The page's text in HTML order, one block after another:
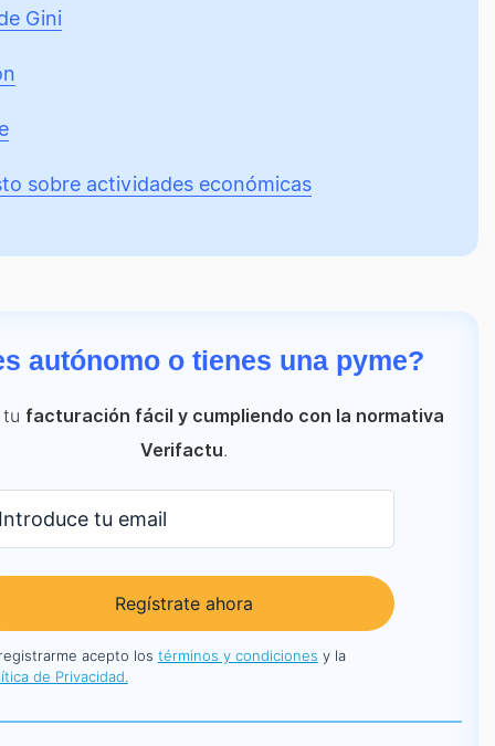
Gini
sobre actividades económicas
autónomo o tienes una pyme?
facturación fácil y cumpliendo con la normativa
Verifactu.
Regístrate ahora
acepto los términos y condiciones y la
de Privacidad.